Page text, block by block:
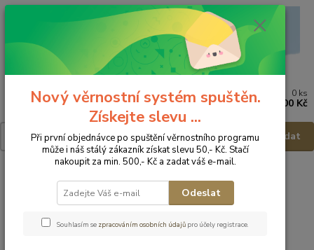
Menu
Hledat
0 ks
0,00 Kč
dupačky Parník - vel.68
Mamatti Kojenecké dupačky
Parník - vel.68
Nový věrnostní systém spuštěn.
Získejte slevu ...
Při první objednávce po spuštění věrnostního programu
může i náš stálý zákazník získat slevu 50,- Kč. Stačí
nakoupit za min. 500,- Kč a zadat váš e-mail.
Odeslat
Souhlasím se zpracováním osobních údajů pro účely registrace.